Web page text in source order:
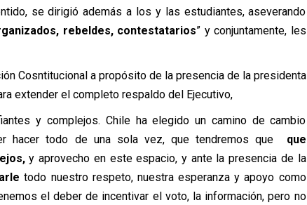
se dirigió además a los y las estudiantes, aseverando
rebeldes, contestatarios” y conjuntamente, les
Cosntitucional a propósito de la presencia de la presidenta
extender el completo respaldo del Ejecutivo,
y complejos. Chile ha elegido un camino de cambio
hacer todo de una sola vez, que tendremos que
que
y aprovecho en este espacio, y ante la presencia de la
todo nuestro respeto, nuestra esperanza y apoyo como
el deber de incentivar el voto, la información, pero no